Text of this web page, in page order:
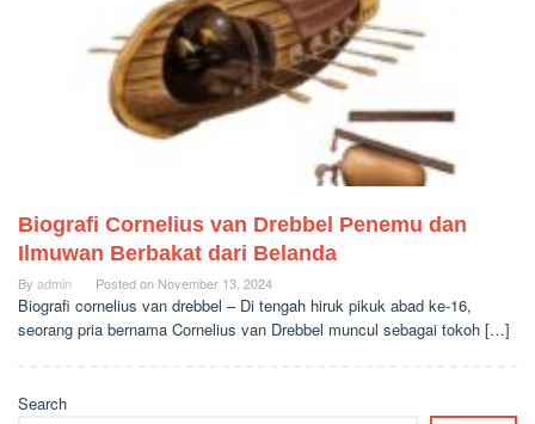
Biografi Cornelius van Drebbel Penemu dan
Ilmuwan Berbakat dari Belanda
By admin Posted on November 13, 2024
Biografi cornelius van drebbel – Di tengah hiruk pikuk abad ke-16,
seorang pria bernama Cornelius van Drebbel muncul sebagai tokoh […]
Search